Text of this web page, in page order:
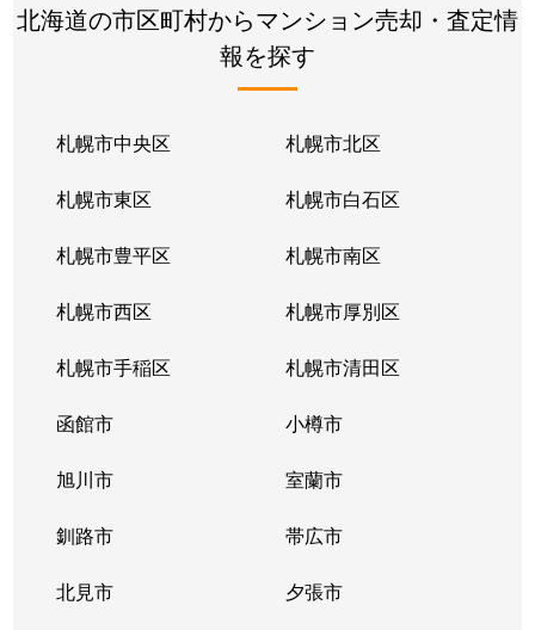
北海道の市区町村からマンション売却・査定情
報を探す
札幌市中央区 札幌市北区
札幌市東区 札幌市白石区
札幌市豊平区 札幌市南区
札幌市西区 札幌市厚別区
札幌市手稲区 札幌市清田区
函館市 小樽市
旭川市 室蘭市
釧路市 帯広市
北見市 夕張市